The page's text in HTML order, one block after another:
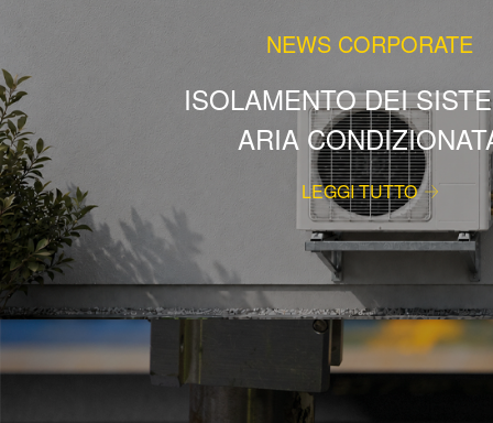
NEWS CORPORATE
ISOLAMENTO DEI
ARIA
LEGGI TUTTO